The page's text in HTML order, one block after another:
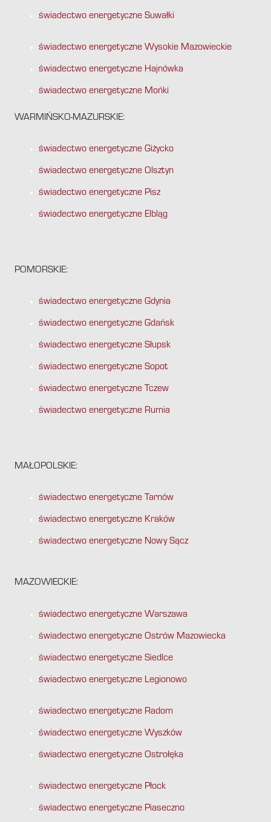
świadectwo energetyczne Suwałki
świadectwo energetyczne Wysokie Mazowieckie
świadectwo energetyczne Hajnówka
świadectwo energetyczne Mońki
WARMIŃSKO-MAZURSKIE:
świadectwo energetyczne Giżycko
świadectwo energetyczne Olsztyn
świadectwo energetyczne Pisz
świadectwo energetyczne Elbląg
POMORSKIE:
świadectwo energetyczne Gdynia
świadectwo energetyczne Gdańsk
świadectwo energetyczne Słupsk
świadectwo energetyczne Sopot
świadectwo energetyczne Tczew
świadectwo energetyczne Rumia
MAŁOPOLSKIE:
świadectwo energetyczne Tarnów
świadectwo energetyczne Kraków
świadectwo energetyczne Nowy Sącz
MAZOWIECKIE:
świadectwo energetyczne Warszawa
świadectwo energetyczne Ostrów Mazowiecka
świadectwo energetyczne Siedlce
świadectwo energetyczne Legionowo
świadectwo energetyczne Radom
świadectwo energetyczne Wyszków
świadectwo energetyczne Ostrołęka
świadectwo energetyczne Płock
świadectwo energetyczne Piaseczno